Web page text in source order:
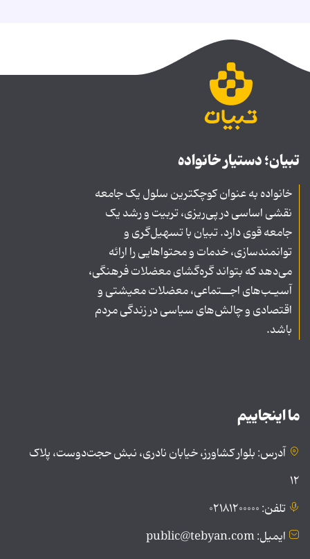
تبیان؛ دستیار خانواده
خانواده به عنوان کوچکترین سلول یک جامعه
نقشی اساسی در پی‌ریزی، تربیت و رشد یک
جامعه قوی دارد. تبیان با تسهیل‌گری و
توانمندسازی، خدمات و محتواهایی را ارائه
می‌دهد که بتواند گره‌گشای معضلات فرهنگی،
آسیـب‌های اجــتماعی، معضلات معیشتی و
اقتصادی و چالش‌های سیاسی در زندگی مردم
باشد.
ما اینجاییم
آدرس: بلوار کشاورز، خیابان نادری، نبش حجت‌دوست، پلاک
۱۲
تلفن: ۰۲۱۸۱۲۰۰۰۰۰
ایمیل: public@tebyan.com